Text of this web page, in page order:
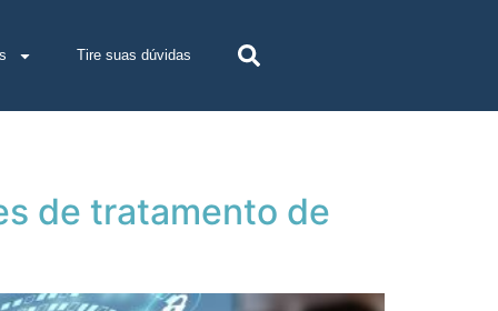
Tire suas dúvidas
de tratamento de